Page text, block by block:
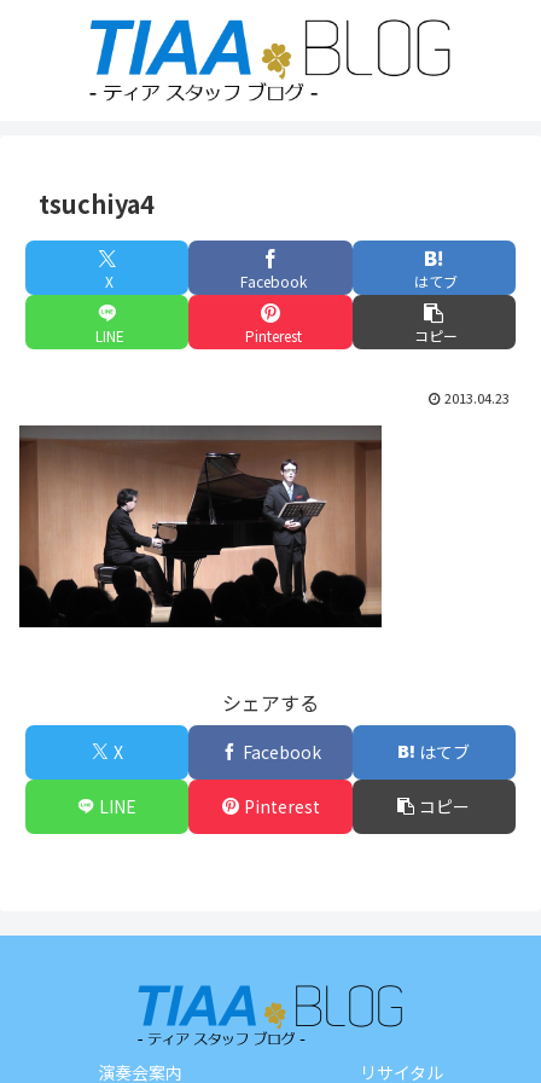
tsuchiya4
X Facebook はてブ
LINE Pinterest コピー
2013.04.23
シェアする
X Facebook はてブ
LINE Pinterest コピー
演奏会案内 リサイタル